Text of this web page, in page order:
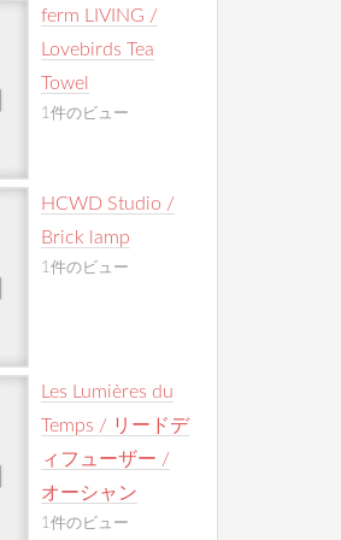
ferm LIVING /
Lovebirds Tea
Towel
1件のビュー
HCWD Studio /
Brick lamp
1件のビュー
Les Lumières du
Temps / リードデ
ィフューザー /
オーシャン
1件のビュー